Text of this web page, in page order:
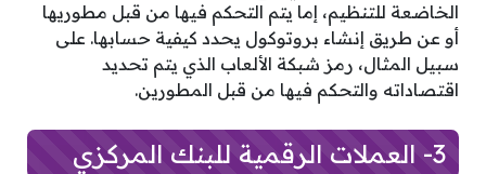
الخاضعة للتنظيم، إما يتم التحكم فيها من قبل مطوريها
أو عن طريق إنشاء بروتوكول يحدد كيفية حسابها. على
سبيل المثال، رمز شبكة الألعاب الذي يتم تحديد
اقتصاداته والتحكم فيها من قبل المطورين.
3- العملات الرقمية للبنك المركزي